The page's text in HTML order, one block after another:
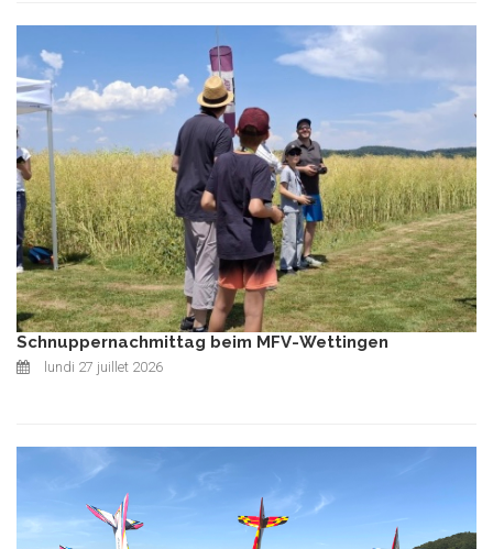
Schnuppernachmittag beim MFV-Wettingen
lundi 27 juillet 2026